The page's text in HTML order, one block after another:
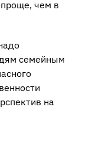
чем в
семейным
на